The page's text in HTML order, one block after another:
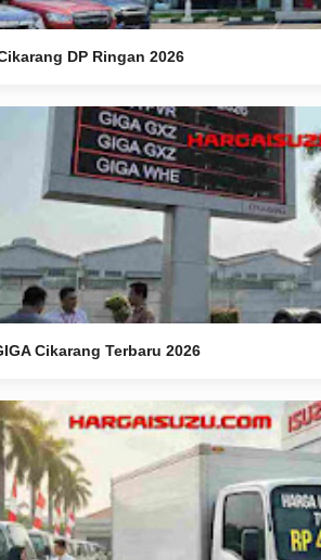
DP Ringan 2026
Cikarang Terbaru 2026